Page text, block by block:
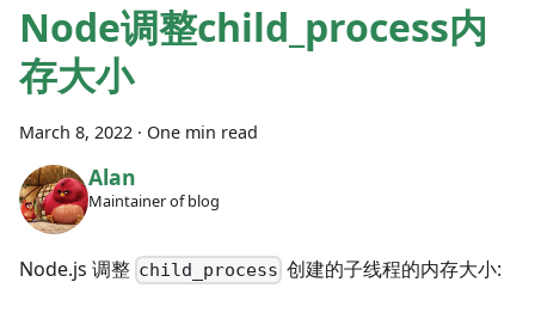
Node调整child_process内
存大小
March 8, 2022 · One min read
Alan
Maintainer of blog
Node.js 调整 child_process 创建的子线程的内存大小: